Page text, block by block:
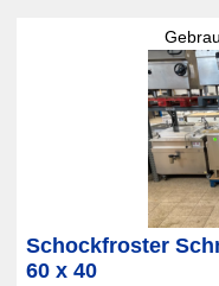
Schockfroster
60 x 40